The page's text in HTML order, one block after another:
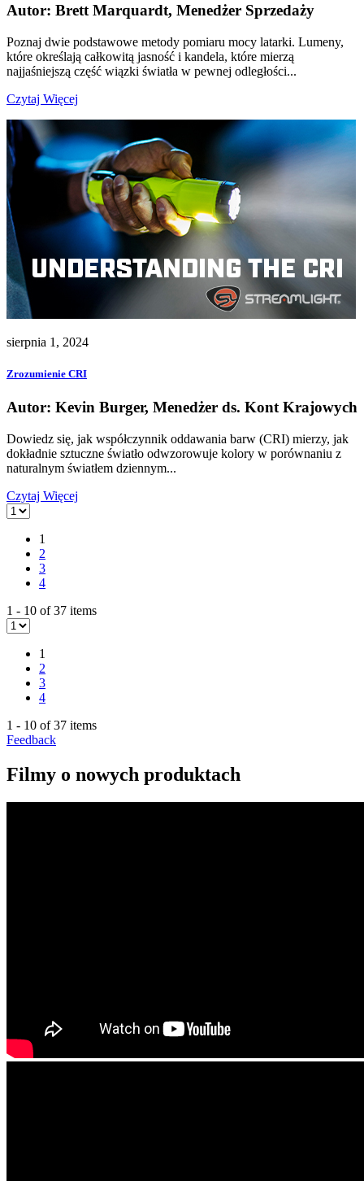
Autor: Brett Marquardt, Menedżer Sprzedaży
Poznaj dwie podstawowe metody pomiaru mocy latarki. Lumeny,
które określają całkowitą jasność i kandela, które mierzą
najjaśniejszą część wiązki światła w pewnej odległości...
Czytaj Więcej
sierpnia 1, 2024
Zrozumienie CRI
Autor: Kevin Burger, Menedżer ds. Kont Krajowych
Dowiedz się, jak współczynnik oddawania barw (CRI) mierzy, jak
dokładnie sztuczne światło odwzorowuje kolory w porównaniu z
naturalnym światłem dziennym...
Czytaj Więcej
1
2
3
4
1 - 10 of 37 items
1
2
3
4
1 - 10 of 37 items
Feedback
Filmy o nowych produktach